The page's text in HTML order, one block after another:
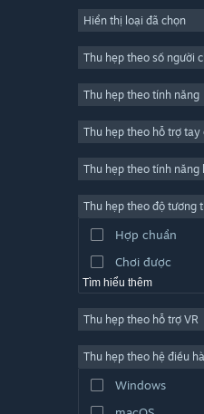
Trực tuyến
Indie
Đơn giản
Mô phỏng
Sản xuất video
Chỉnh sửa ảnh
Hiển thị loại đã chọn
Thu hẹp theo số người
Thu hẹp theo tính năng
Thu hẹp theo hỗ trợ tay
Thu hẹp theo tính năng
Thu hẹp theo độ tương
Hợp chuẩn
Chơi được
Tìm hiểu thêm
Thu hẹp theo hỗ trợ VR
Thu hẹp theo hệ điều
Windows